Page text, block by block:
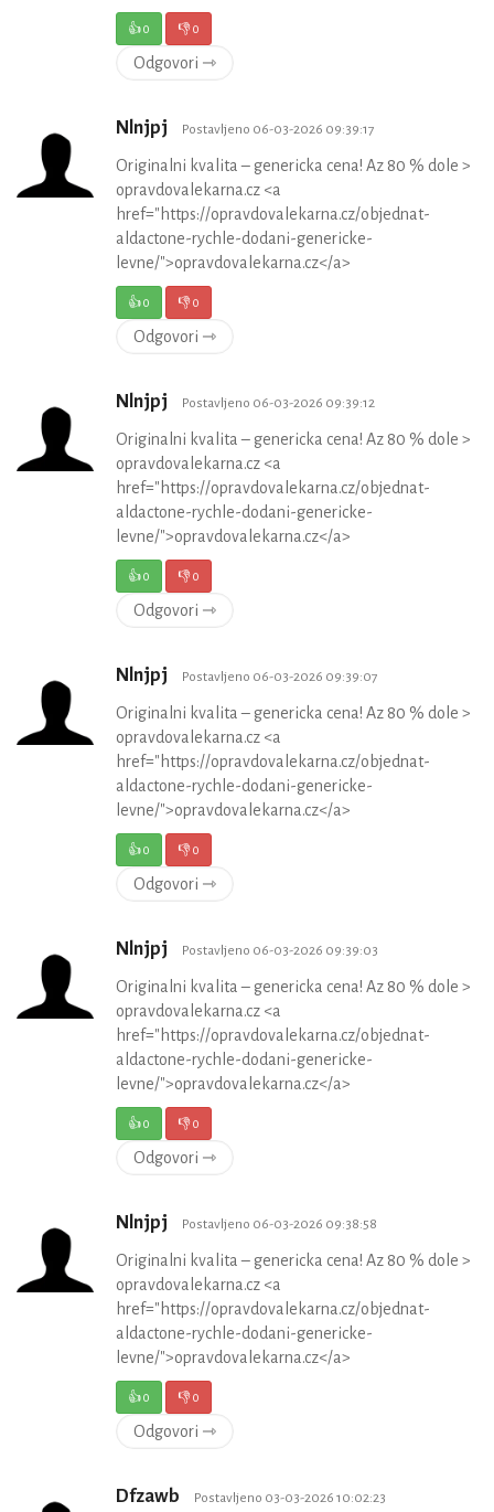
👍0 👎0
Odgovori ⇾
Nlnjpj Postavljeno 06-03-2026 09:39:17
Originalni kvalita – genericka cena! Az 80 % dole >
opravdovalekarna.cz <a
href="https://opravdovalekarna.cz/objednat-
aldactone-rychle-dodani-genericke-
levne/">opravdovalekarna.cz</a>
👍0 👎0
Odgovori ⇾
Nlnjpj Postavljeno 06-03-2026 09:39:12
Originalni kvalita – genericka cena! Az 80 % dole >
opravdovalekarna.cz <a
href="https://opravdovalekarna.cz/objednat-
aldactone-rychle-dodani-genericke-
levne/">opravdovalekarna.cz</a>
👍0 👎0
Odgovori ⇾
Nlnjpj Postavljeno 06-03-2026 09:39:07
Originalni kvalita – genericka cena! Az 80 % dole >
opravdovalekarna.cz <a
href="https://opravdovalekarna.cz/objednat-
aldactone-rychle-dodani-genericke-
levne/">opravdovalekarna.cz</a>
👍0 👎0
Odgovori ⇾
Nlnjpj Postavljeno 06-03-2026 09:39:03
Originalni kvalita – genericka cena! Az 80 % dole >
opravdovalekarna.cz <a
href="https://opravdovalekarna.cz/objednat-
aldactone-rychle-dodani-genericke-
levne/">opravdovalekarna.cz</a>
👍0 👎0
Odgovori ⇾
Nlnjpj Postavljeno 06-03-2026 09:38:58
Originalni kvalita – genericka cena! Az 80 % dole >
opravdovalekarna.cz <a
href="https://opravdovalekarna.cz/objednat-
aldactone-rychle-dodani-genericke-
levne/">opravdovalekarna.cz</a>
👍0 👎0
Odgovori ⇾
Dfzawb Postavljeno 03-03-2026 10:02:23